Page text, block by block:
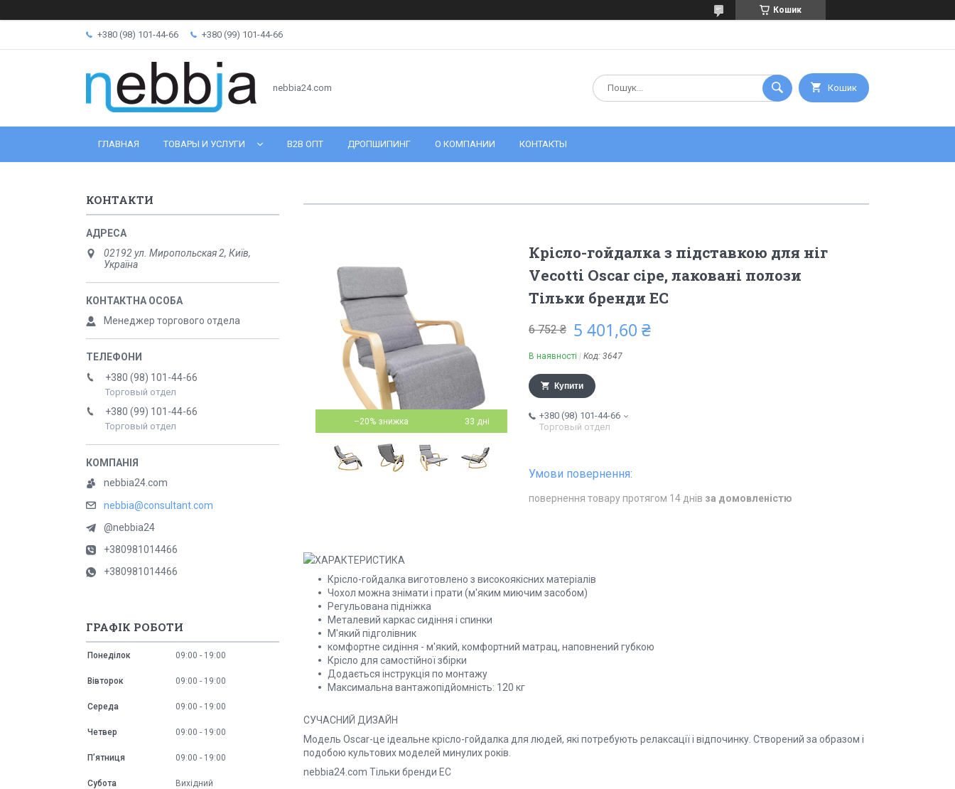
Кошик
+380 (98) 101-44-66 +380 (99) 101-44-66
nebbia24.com Кошик
ГЛАВНАЯ ТОВАРЫ И УСЛУГИ B2B ОПТ ДРОПШИПИНГ О КОМПАНИИ КОНТАКТЫ
–20% 33 дні
Крісло-гойдалка з підставкою для ніг
Vecotti Oscar сіре, лаковані полози
Тільки бренди ЕС
6 752 ₴ 5 401,60 ₴
В наявності Код: 3647
Купити
+380 (98) 101-44-66
Торговый отдел
повернення товару протягом 14 днів за домовленістю
ХАРАКТЕРИСТИКА
Крісло-гойдалка виготовлено з високоякісних матеріалів
Чохол можна знімати і прати (м'яким миючим засобом)
Регульована підніжка
Металевий каркас сидіння і спинки
М'який підголівник
комфортне сидіння - м'який, комфортний матрац, наповнений губкою
Крісло для самостійної збірки
Додається інструкція по монтажу
Максимальна вантажопідйомність: 120 кг
СУЧАСНИЙ ДИЗАЙН
Модель Oscar-це ідеальне крісло-гойдалка для людей, які потребують релаксації і відпочинку. Створений за образом і
подобою культових моделей минулих років.
nebbia24.com Тільки бренди ЕС
КОНТАКТИ
02192 ул. Миропольская 2, Київ,
Україна
Менеджер торгового отдела
+380 (98) 101-44-66
Торговый отдел
+380 (99) 101-44-66
Торговый отдел
nebbia24.com
nebbia@consultant.com
@nebbia24
+380981014466
+380981014466
ГРАФІК РОБОТИ
Понеділок 09:00 19:00
Вівторок 09:00 19:00
Середа 09:00 19:00
Четвер 09:00 19:00
Пʼятниця 09:00 19:00
Субота Вихідний